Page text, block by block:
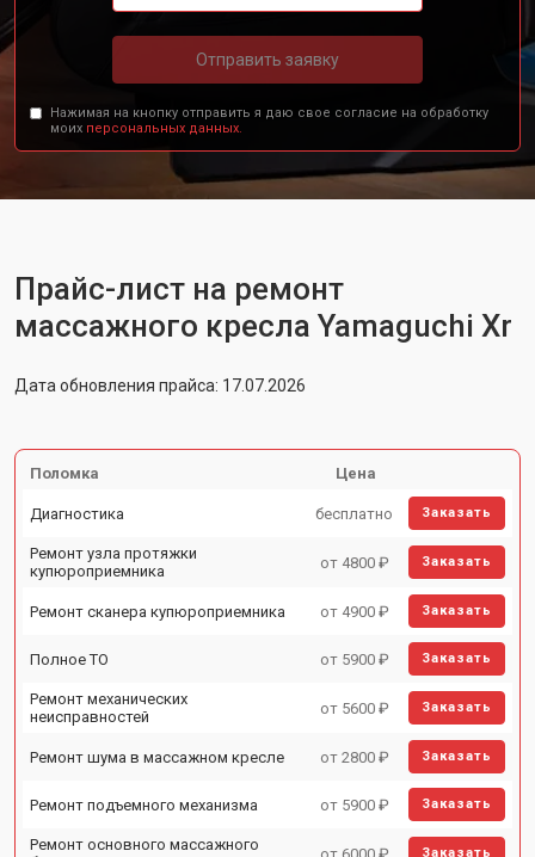
Отправить заявку
Нажимая на кнопку отправить я даю свое согласие на обработку
моих персональных данных.
Прайс-лист на ремонт
массажного кресла Yamaguchi Xr
Дата обновления прайса: 17.07.2026
Поломка Цена
Диагностика бесплатно Заказать
Ремонт узла протяжки
купюроприемника
от 4800 ₽ Заказать
Ремонт сканера купюроприемника от 4900 ₽ Заказать
Полное ТО от 5900 ₽ Заказать
Ремонт механических
неисправностей
от 5600 ₽ Заказать
Ремонт шума в массажном кресле от 2800 ₽ Заказать
Ремонт подъемного механизма от 5900 ₽ Заказать
Ремонт основного массажного
от 6000 ₽ Заказать